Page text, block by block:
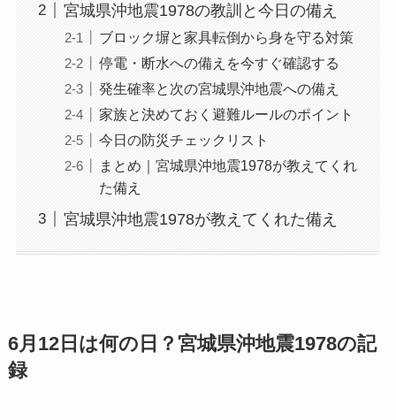
宮城県沖地震1978の教訓と今日の備え
ブロック塀と家具転倒から身を守る対策
停電・断水への備えを今すぐ確認する
発生確率と次の宮城県沖地震への備え
家族と決めておく避難ルールのポイント
今日の防災チェックリスト
まとめ｜宮城県沖地震1978が教えてくれ
た備え
宮城県沖地震1978が教えてくれた備え
6月12日は何の日？宮城県沖地震1978の記
録